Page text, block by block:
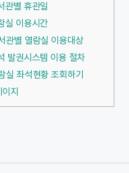
관별 휴관일
실 이용시간
관별 열람실 이용대상
발권시스템 이용 절차
실 좌석현황 조회하기
지